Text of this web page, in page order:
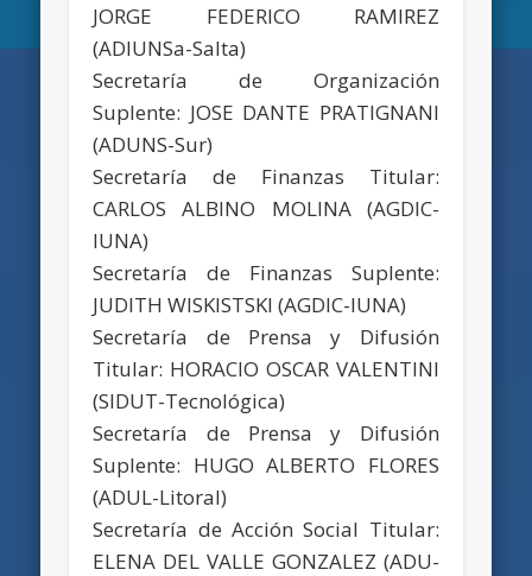
JORGE FEDERICO RAMIREZ
(ADIUNSa-Salta)
Secretaría de Organización
Suplente: JOSE DANTE PRATIGNANI
(ADUNS-Sur)
Secretaría de Finanzas Titular:
CARLOS ALBINO MOLINA (AGDIC-
IUNA)
Secretaría de Finanzas Suplente:
JUDITH WISKISTSKI (AGDIC-IUNA)
Secretaría de Prensa y Difusión
Titular: HORACIO OSCAR VALENTINI
(SIDUT-Tecnológica)
Secretaría de Prensa y Difusión
Suplente: HUGO ALBERTO FLORES
(ADUL-Litoral)
Secretaría de Acción Social Titular:
ELENA DEL VALLE GONZALEZ (ADU-